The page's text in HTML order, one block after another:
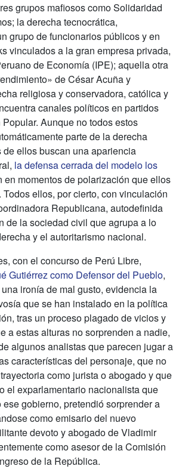
grupos mafiosos como Solidaridad
la derecha tecnocrática,
grupo de funcionarios públicos y en
vinculados a la gran empresa privada,
de Economía (IPE); aquella otra
de César Acuña y
religiosa y conservadora, católica y
canales políticos en partidos
Aunque no todos estos
parte de la derecha
de ellos buscan una apariencia
la defensa cerrada del modelo los
en momentos de polarización que ellos
ellos, por cierto, con vinculación
Republicana, autodefinida
de la sociedad civil que agrupa a lo
y el autoritarismo nacional.
con el concurso de Perú Libre,
Gutiérrez como Defensor del Pueblo,
ironía de mal gusto, evidencia la
que se han instalado en la política
tras un proceso plagado de vicios y
a estas alturas no sorprenden a nadie,
algunos analistas que parecen jugar a
características del personaje, que no
como jurista o abogado y que
el exparlamentario nacionalista que
gobierno, pretendió sorprender a
como emisario del nuevo
devoto y abogado de Vladimir
como asesor de la Comisión
de la República.